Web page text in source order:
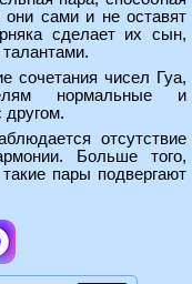
сами и не оставят
сделает их сын,
сочетания чисел Гуа,
нормальные и
другом.
отсутствие
Больше того,
пары подвергают